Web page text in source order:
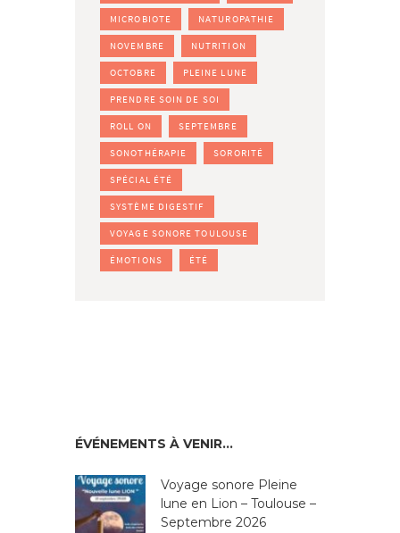
MICROBIOTE NATUROPATHIE
NOVEMBRE NUTRITION
OCTOBRE PLEINE LUNE
PRENDRE SOIN DE SOI
ROLL ON SEPTEMBRE
SONOTHÉRAPIE SORORITÉ
SPÉCIAL ÉTÉ
SYSTÈME DIGESTIF
VOYAGE SONORE TOULOUSE
ÉMOTIONS ÉTÉ
ÉVÉNEMENTS À VENIR…
Voyage sonore Pleine
lune en Lion – Toulouse –
Septembre 2026